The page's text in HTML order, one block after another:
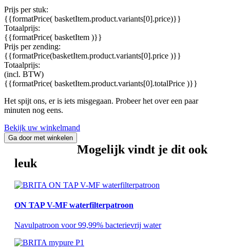
Prijs per stuk:
{{formatPrice( basketItem.product.variants[0].price)}}
Totaalprijs:
{{formatPrice( basketItem )}}
Prijs per zending:
{{formatPrice(basketItem.product.variants[0].price )}}
Totaalprijs:
(incl. BTW)
{{formatPrice( basketItem.product.variants[0].totalPrice )}}
Het spijt ons, er is iets misgegaan. Probeer het over een paar
minuten nog eens.
Bekijk uw winkelmand
Ga door met winkelen
Mogelijk vindt je dit ook
leuk
ON TAP V-MF waterfilterpatroon
Navulpatroon voor 99,99% bacterievrij water